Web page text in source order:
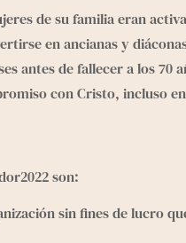
de su familia eran
en ancianas y
antes de fallecer a los
con Cristo, incluso
son:
sin fines de lucro